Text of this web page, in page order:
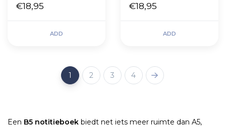
€18,95
ADD
€18,95
ADD
1 2 3 4
Een B5 notitieboek biedt net iets meer ruimte dan A5,